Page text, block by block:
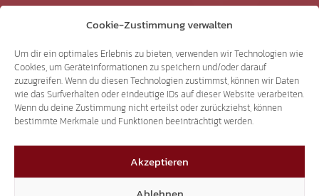
Cookie-Zustimmung verwalten
Um dir ein optimales Erlebnis zu bieten, verwenden wir Technologien wie
Cookies, um Geräteinformationen zu speichern und/oder darauf
zuzugreifen. Wenn du diesen Technologien zustimmst, können wir Daten
wie das Surfverhalten oder eindeutige IDs auf dieser Website verarbeiten.
Wenn du deine Zustimmung nicht erteilst oder zurückziehst, können
bestimmte Merkmale und Funktionen beeinträchtigt werden.
Akzeptieren
3.507
Threads
3.401
YouTube